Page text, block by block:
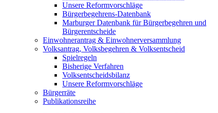
Unsere Reformvorschläge
Bürgerbegehrens-Datenbank
Marburger Datenbank für Bürgerbegehren und
Bürgerentscheide
Einwohnerantrag & Einwohnerversammlung
Volksantrag, Volksbegehren & Volksentscheid
Spielregeln
Bisherige Verfahren
Volksentscheidsbilanz
Unsere Reformvorschläge
Bürgerräte
Publikationsreihe